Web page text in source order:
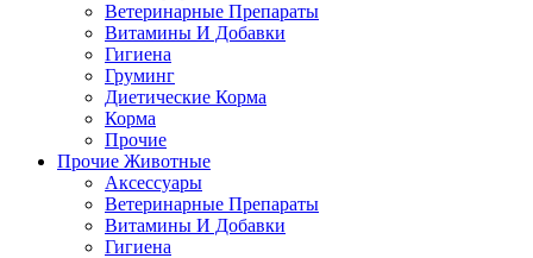
Ветеринарные Препараты
Витамины И Добавки
Гигиена
Груминг
Диетические Корма
Корма
Прочие
Прочие Животные
Аксессуары
Ветеринарные Препараты
Витамины И Добавки
Гигиена